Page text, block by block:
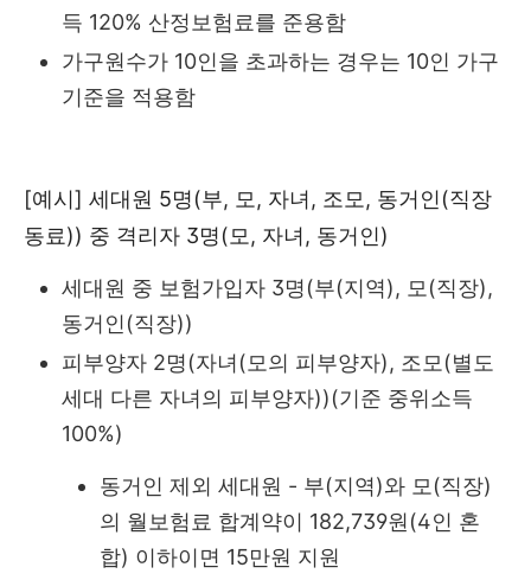
득 120% 산정보험료를 준용함
가구원수가 10인을 초과하는 경우는 10인 가구
기준을 적용함
[예시] 세대원 5명(부, 모, 자녀, 조모, 동거인(직장
동료)) 중 격리자 3명(모, 자녀, 동거인)
세대원 중 보험가입자 3명(부(지역), 모(직장),
동거인(직장))
피부양자 2명(자녀(모의 피부양자), 조모(별도
세대 다른 자녀의 피부양자))(기준 중위소득
100%)
동거인 제외 세대원 - 부(지역)와 모(직장)
의 월보험료 합계약이 182,739원(4인 혼
합) 이하이면 15만원 지원